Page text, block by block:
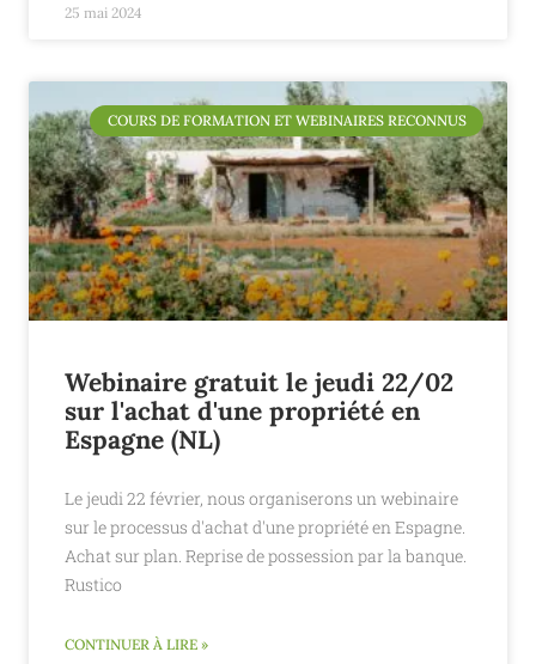
25 mai 2024
COURS DE FORMATION ET WEBINAIRES RECONNUS
Webinaire gratuit le jeudi 22/02
sur l'achat d'une propriété en
Espagne (NL)
Le jeudi 22 février, nous organiserons un webinaire
sur le processus d'achat d'une propriété en Espagne.
Achat sur plan. Reprise de possession par la banque.
Rustico
CONTINUER À LIRE »